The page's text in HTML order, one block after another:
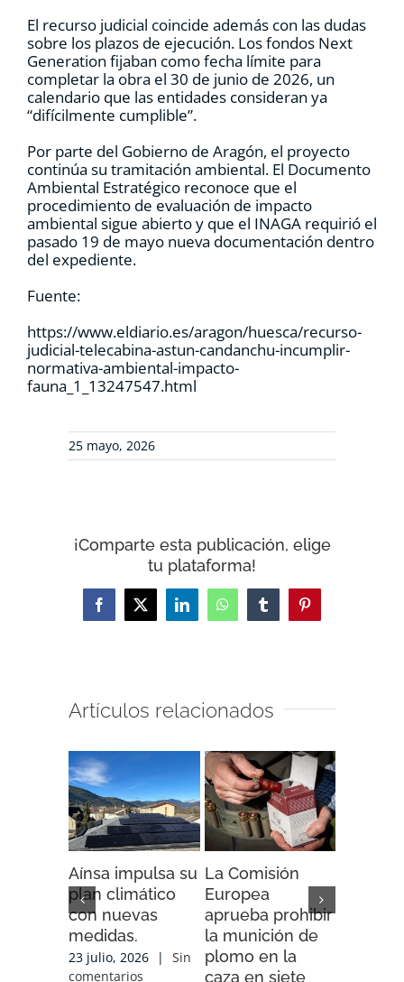
El recurso judicial coincide además con las dudas
sobre los plazos de ejecución. Los fondos Next
Generation fijaban como fecha límite para
completar la obra el 30 de junio de 2026, un
calendario que las entidades consideran ya
“difícilmente cumplible”.
Por parte del Gobierno de Aragón, el proyecto
continúa su tramitación ambiental. El Documento
Ambiental Estratégico reconoce que el
procedimiento de evaluación de impacto
ambiental sigue abierto y que el INAGA requirió el
pasado 19 de mayo nueva documentación dentro
del expediente.
Fuente:
https://www.eldiario.es/aragon/huesca/recurso-
judicial-telecabina-astun-candanchu-incumplir-
normativa-ambiental-impacto-
fauna_1_13247547.html
25 mayo, 2026
¡Comparte esta publicación, elige
tu plataforma!
Facebook
X LinkedInWhatsAppTumblrPinterest
Artículos relacionados
Aínsa impulsa su
plan climático
con nuevas
medidas.
23 julio, 2026 |
Sin
comentarios
La Comisión
Europea
aprueba prohibir
la munición de
plomo en la
caza en siete